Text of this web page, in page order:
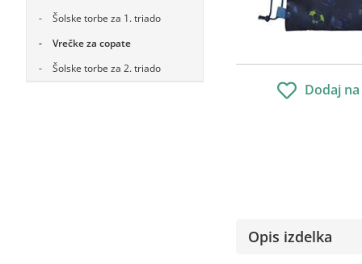
Šolske torbe za 1. triado
Vrečke za copate
Šolske torbe za 2. triado
Dodaj
Opis izdelka